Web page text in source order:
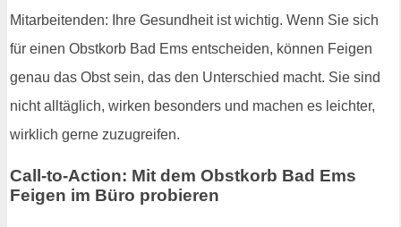
Mitarbeitenden: Ihre Gesundheit ist wichtig. Wenn Sie sich
für einen Obstkorb Bad Ems entscheiden, können Feigen
genau das Obst sein, das den Unterschied macht. Sie sind
nicht alltäglich, wirken besonders und machen es leichter,
wirklich gerne zuzugreifen.
Call-to-Action: Mit dem Obstkorb Bad Ems
Feigen im Büro probieren